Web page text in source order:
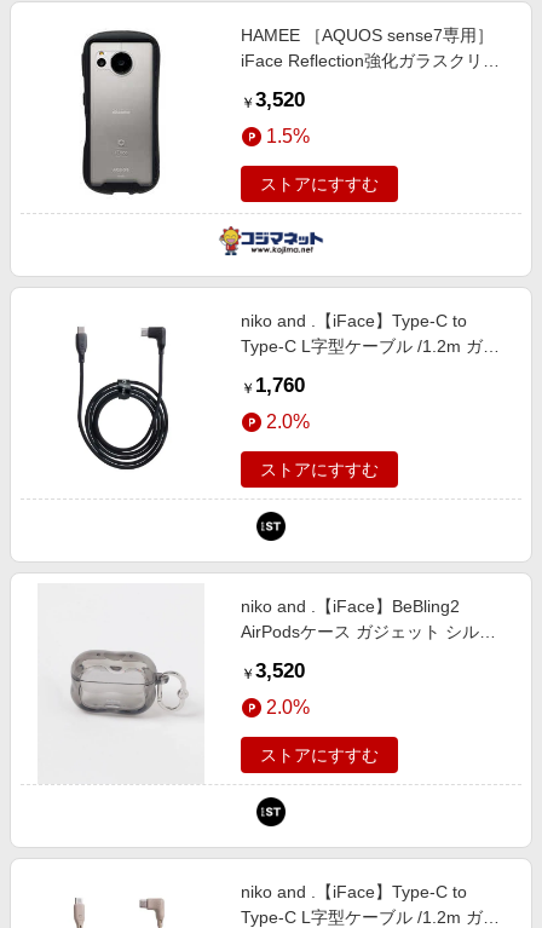
HAMEE ［AQUOS sense7専用］
iFace Reflection強化ガラスクリア
￥ 3,520
1.5%
ストアにすすむ
niko and .【iFace】Type-C to
Type-C L字型ケーブル /1.2m ガジ
580315 and ST アンドエスティ
（旧ドットエスティ）
￥ 1,760
2.0%
ストアにすすむ
niko and .【iFace】BeBling2
AirPodsケース ガジェット シルバ
ドエスティ（旧ドットエスティ）
￥ 3,520
2.0%
ストアにすすむ
niko and .【iFace】Type-C to
Type-C L字型ケーブル /1.2m ガジ